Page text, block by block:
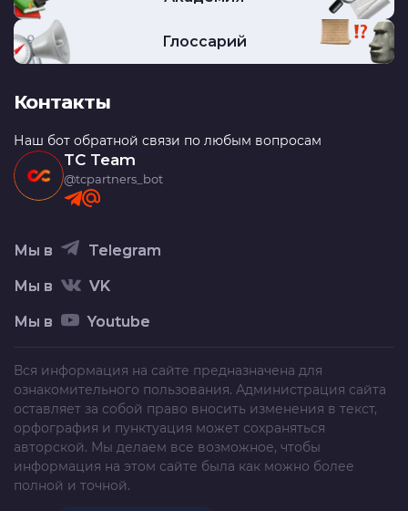
Глоссарий
Контакты
Наш бот обратной связи по любым вопросам
TC Team
@tcpartners_bot
Мы в Telegram
Мы в VK
Мы в Youtube
Вся информация на сайте предназначена для
ознакомительного пользования. Администрация сайта
оставляет за собой право вносить изменения в текст,
орфография и пунктуация может сохраняться
авторской. Мы делаем все возможное, чтобы
информация на этом сайте была как можно более
полной и точной.